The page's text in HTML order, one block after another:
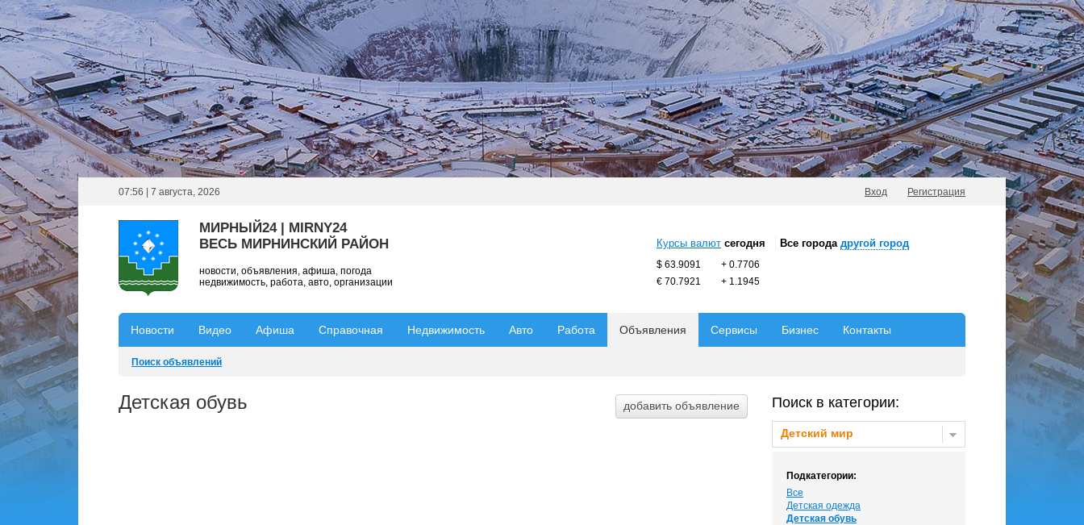
07:56 | 7 августа, 2026 Вход Регистрация
МИРНЫЙ24 | MIRNY24
ВЕСЬ МИРНИНСКИЙ РАЙОН
новости, объявления, афиша, погода
недвижимость, работа, авто, организации
Все города другой город
Курсы валют сегодня
$ 63.9091 + 0.7706
€ 70.7921
+ 1.1945
Новости Видео Афиша Справочная Недвижимость Авто Работа Объявления Сервисы Бизнес Контакты
Поиск объявлений
Детская обувь Поиск в категории:
Детский мир
Подкатегории:
Все
Детская одежда
Детская обувь